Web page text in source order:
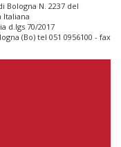
Bologna N. 2237 del
Italiana
d.lgs 70/2017
(Bo) tel 051 0956100 - fax